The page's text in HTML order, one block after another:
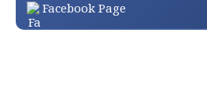
Facebook Page